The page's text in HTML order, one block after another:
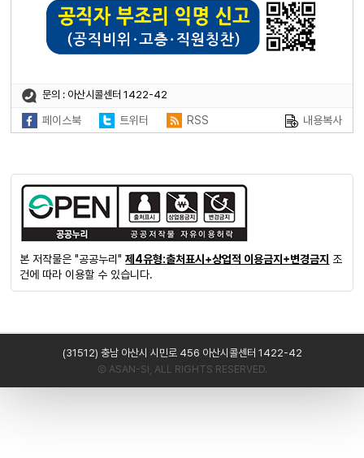
문의 : 아산시콜센터 1422-42
페이스북 트위터 RSS 내용복사
본 저작물은 "공공누리"제4유형:출처표시+상업적 이용금지+변경금지 조
건에 따라 이용할 수 있습니다.
(31512) 충남 아산시 시민로 456 아산시콜센터 1422-42
Ⓒ ASAN-SI, ALL RIGHTS RESERVED.